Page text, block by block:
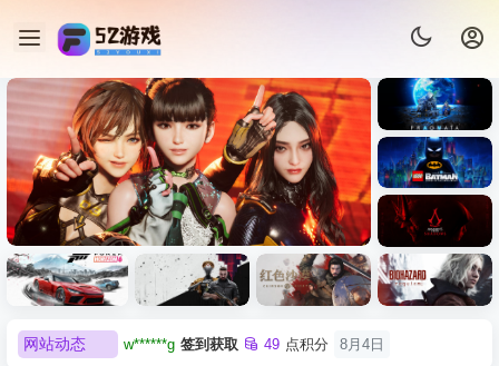
+修改器打包下载 解压即玩
《识质存
在/PRAG
MATA》
免安装中
文版
《乐高蝙
蝠侠：黑
暗骑士之
网站动态 w******g 签到获取 49 点积分
8月4日